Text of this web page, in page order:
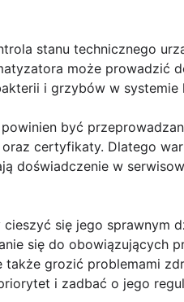
stanu technicznego
może prowadzić
i grzybów w systemie
być
certyfikaty. Dlatego
doświadczenie w
się jego sprawnym
się do obowiązujących
także grozić problemami
i zadbać o jego